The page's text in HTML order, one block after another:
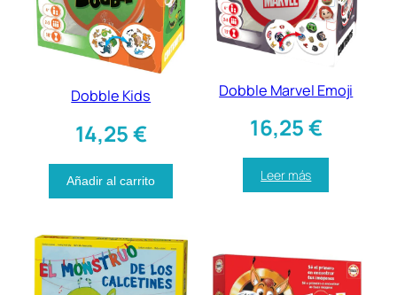
Dobble Kids
14,25€
Añadir al carrito
Dobble Marvel Emoji
16,25€
Leer más